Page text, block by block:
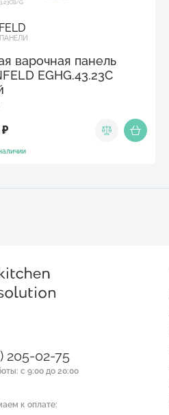
G
варочная панель
EGHG.43.23C
205-02-75
с 9:00 до 20:00
к оплате: